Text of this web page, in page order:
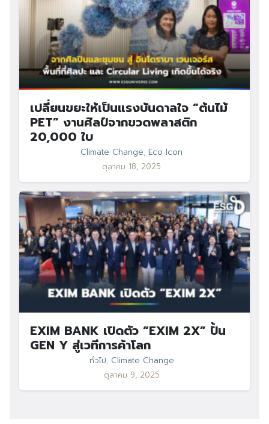
เปลี่ยนขยะให้เป็นแรงบันดาลใจ “ต้นไม้
PET” งานศิลป์จากขวดพลาสติก
20,000 ใบ
Climate Change, Eco Icon
ตุลาคม 18, 2025
EXIM BANK เปิดตัว “EXIM 2X” ปั้น
GEN Y สู่เวทีการค้าโลก
ทั่วไป, Climate Change
ตุลาคม 9, 2025